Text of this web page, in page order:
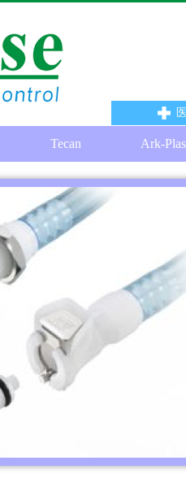
Tecan Ark-Plas